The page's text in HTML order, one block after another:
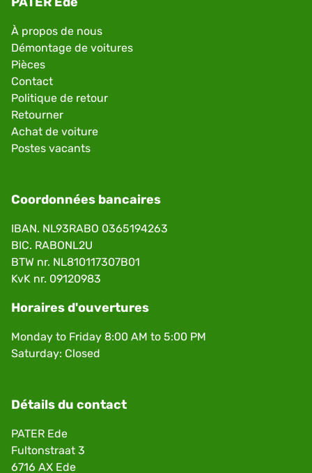
À propos de nous
Démontage de voitures
Pièces
Contact
Politique de retour
Retourner
Achat de voiture
Postes vacants
Coordonnées bancaires
IBAN. NL93RABO 0365194263
BIC. RABONL2U
BTW nr. NL810117307B01
KvK nr. 09120983
Horaires d'ouvertures
Monday to Friday 8:00 AM to 5:00 PM
Saturday: Closed
Détails du contact
PATER Ede
Fultonstraat 3
6716 AX Ede